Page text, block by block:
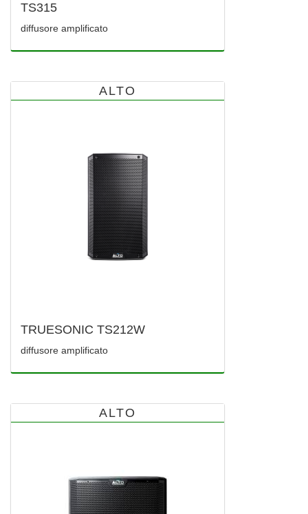
TS315
diffusore amplificato
ALTO
TRUESONIC TS212W
diffusore amplificato
ALTO